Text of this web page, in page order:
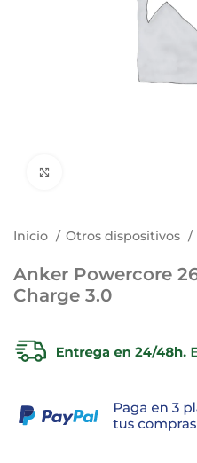
Inicio Otros dispositivos
Anker Powercore
Charge 3.0